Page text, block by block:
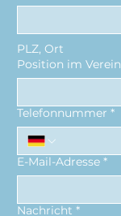
PLZ, Ort
Position im Verein
Telefonnummer *
E-Mail-Adresse *
Nachricht *